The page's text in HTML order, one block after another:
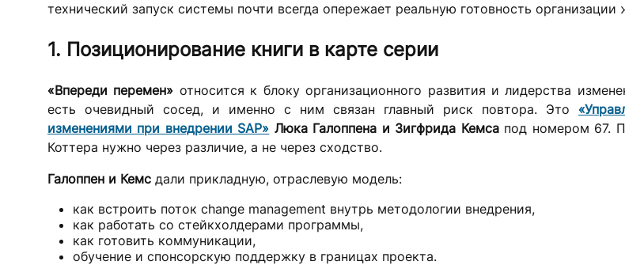
технический запуск системы почти всегда опережает реальную готовность
1. Позиционирование книги в карте серии
«Впереди перемен» относится к блоку организационного развития и лидерства
есть очевидный сосед, и именно с ним связан главный риск повтора. Это
изменениями при внедрении SAP» Люка Галоппена и Зигфрида Кемсапод номером 67.
Коттера нужно через различие, а не через сходство.
Галоппен и Кемс дали прикладную, отраслевую модель:
как встроить поток change management внутрь методологии внедрения,
как работать со стейкхолдерами программы,
как готовить коммуникации,
обучение и спонсорскую поддержку в границах проекта.